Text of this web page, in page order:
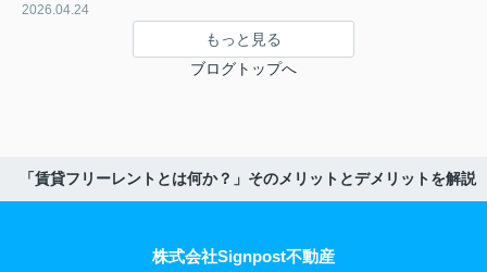
2026.04.24
もっと見る
ブログトップへ
「賃貸フリーレントとは何か？」そのメリットとデメリットを解説
株式会社Signpost不動産